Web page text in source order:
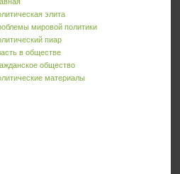
элита
мировой политики
пиар
в обществе
общество
материалы